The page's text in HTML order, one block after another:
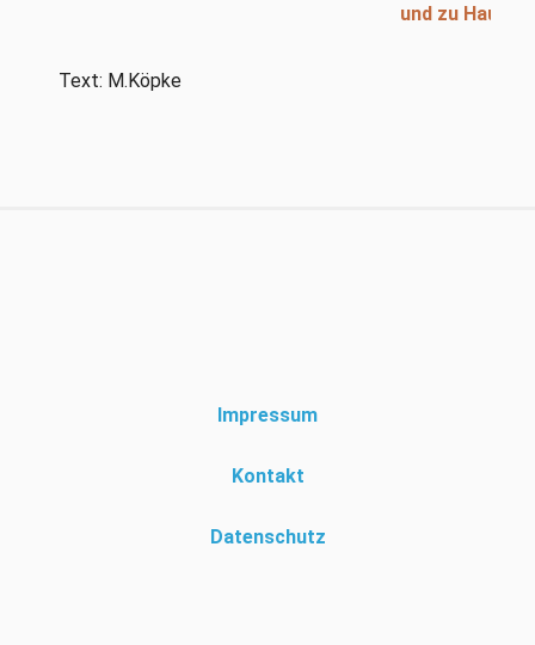
und zu Hause
Text: M.Köpke
Impressum
Kontakt
Datenschutz